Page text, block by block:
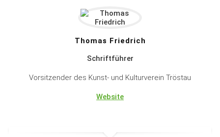
Thomas Friedrich
Schriftführer
Vorsitzender des Kunst- und Kulturverein Tröstau
Website